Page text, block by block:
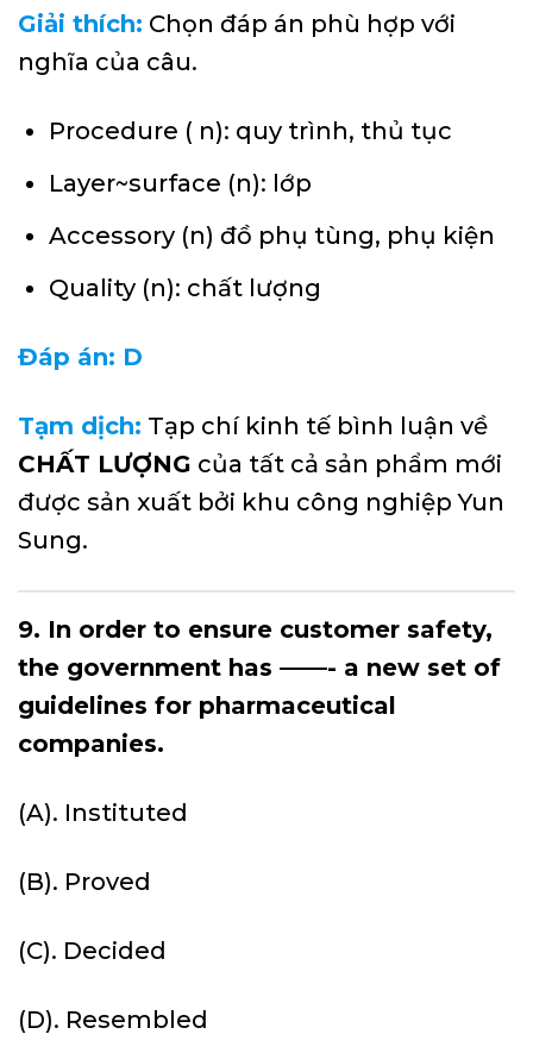
Giải thích: Chọn đáp án phù hợp với
nghĩa của câu.
Procedure ( n): quy trình, thủ tục
Layer~surface (n): lớp
Accessory (n) đồ phụ tùng, phụ kiện
Quality (n): chất lượng
Đáp án: D
Tạm dịch: Tạp chí kinh tế bình luận về
CHẤT LƯỢNG của tất cả sản phẩm mới
được sản xuất bởi khu công nghiệp Yun
Sung.
9. In order to ensure customer safety,
the government has ——- a new set of
guidelines for pharmaceutical
companies.
(A). Instituted
(B). Proved
(C). Decided
(D). Resembled